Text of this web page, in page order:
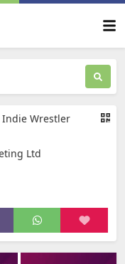
Indie Wrestler
Ltd